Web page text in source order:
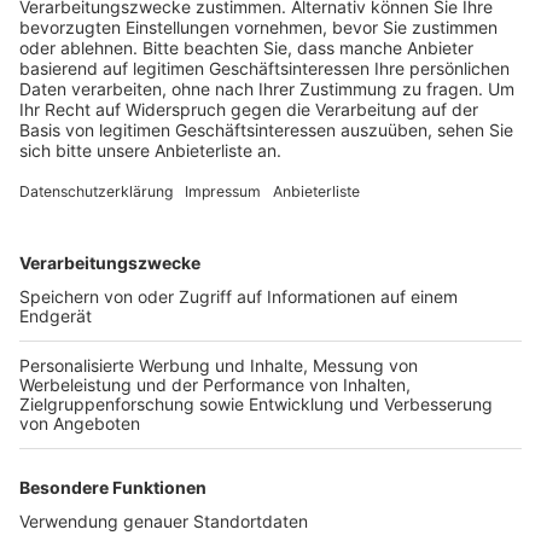
Adenauer-Ufer werden keine Spiele mehr gezeigt.
Veröffentlicht:Montag, 08.07.2024 17:04
Anzeige
Deshalb baut die Stadt die Spezial Fläche dort am
zwischen 10 und 20 Uhr gesperrt, betroffen ist der
Abschnitt zwischen der Goldgasse und dem Theodor-
Heuss-Ring. Die Fanzone auf dem Heumarkt bleibt
Halbfinalspiele und das Finale beim Public Viewing
schauen. Die Fanzone öffnet an den Spieltagen jeweils
um 14 Uhr.
Anzeige